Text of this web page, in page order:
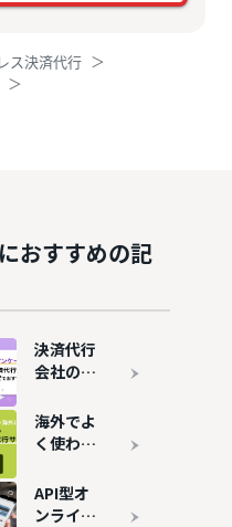
ス決済代行
おすすめの記
決済代行
会社の手
は？格安
でおすす
ビスも比
較
海外でよ
く使われ
ービス
は？越境
API型オ
ンライン